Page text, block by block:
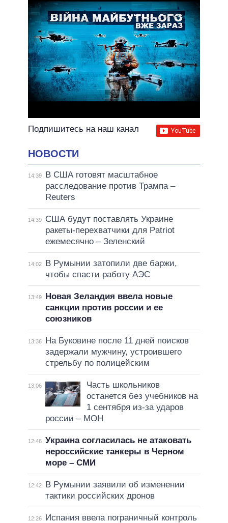
Подпишитесь на наш канал
НОВОСТИ
14:39
В США готовят масштабное
расследование против Трампа –
Reuters
14:39
США будут поставлять Украине
ракеты-перехватчики для Patriot
ежемесячно – Зеленский
14:02
В Румынии затопили две баржи,
чтобы спасти работу АЭС
13:49
Новая Зеландия ввела новые
санкции против россии и ее
союзников
13:36
На Буковине после 11 дней поисков
задержали мужчину, устроившего
стрельбу по полицейским
13:06
Часть школьников
останется без учебников на
1 сентября из-за ударов
россии – МОН
12:46 Украина согласилась не атаковать
нероссийские танкеры в Черном
море – СМИ
12:42
В Румынии заявили об изменении
тактики российских дронов
12:26
Испания ввела пограничный контроль